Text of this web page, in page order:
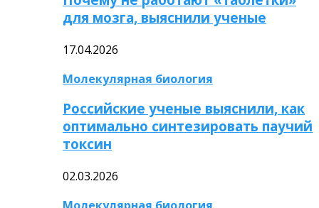
для мозга, выяснили ученые
17.04.2026
Молекулярная биология
Российские ученые выяснили, как
оптимально синтезировать паучий
токсин
02.03.2026